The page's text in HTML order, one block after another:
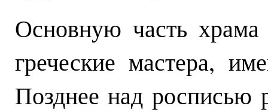
Основную часть
греческие мастера,
Позднее над росписью